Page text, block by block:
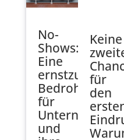
No-
Shows:
Eine
Bedrohung
für
Unternehmen
und
Keine
für
den